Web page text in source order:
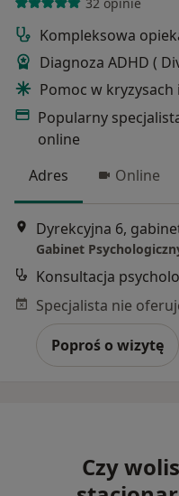
Kompleksowa
Diagnoza ADHD (
Pomoc w kryzysach
Popularny
online
Adres
Online
Dyrekcyjna 6,
Gabinet
Konsultacja
Poproś o wizytę
Czy